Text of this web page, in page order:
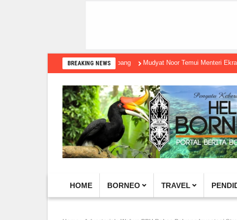
BREAKING NEWS Mudyat Noor Temui Menteri Ekraf,
HOME BORNEO TRAVEL